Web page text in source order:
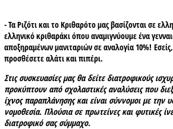
- Τα Ριζότι και το Κριθαρότο μας βασίζονται σε
ελληνικό κριθαράκι όπου αναμιγνύουμε ένα
αποξηραμένων μανιταριών σε αναλογία 10%!
προσθέσετε αλάτι και πιπέρι.
Στις συσκευασίες μας θα δείτε διατροφικούς
προκύπτουν από σχολαστικές αναλύσεις που
ίχνος παραπλάνησης και είναι σύννομοι με την
νομοθεσία. Πλούσια σε πρωτείνες και φυτικές
διατροφικό σας σύμμαχο.